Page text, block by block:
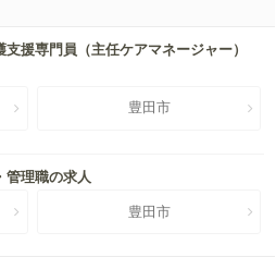
援専門員（主任ケアマネージャー）
豊田市
管理職の求人
豊田市